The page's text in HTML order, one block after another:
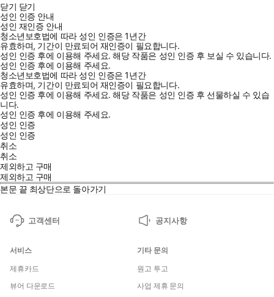
닫기 닫기
성인 인증 안내
성인 재인증 안내
청소년보호법에 따라 성인 인증은 1년간
유효하며, 기간이 만료되어 재인증이 필요합니다.
성인 인증 후에 이용해 주세요.해당 작품은 성인 인증 후 보실 수 있습니다.
성인 인증 후에 이용해 주세요.
청소년보호법에 따라 성인 인증은 1년간
유효하며, 기간이 만료되어 재인증이 필요합니다.
성인 인증 후에 이용해 주세요.해당 작품은 성인 인증 후 선물하실 수 있습
니다.
성인 인증 후에 이용해 주세요.
성인 인증
성인 인증
취소
취소
제외하고 구매
제외하고 구매
본문 끝 최상단으로 돌아가기
고객센터 공지사항
서비스
제휴카드
뷰어 다운로드
기타 문의
원고 투고
사업 제휴 문의